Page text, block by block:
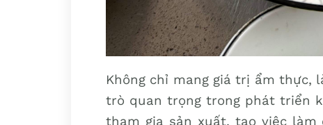
Không chỉ mang giá trị ẩm thực,
trò quan trọng trong phát triển
tham gia sản xuất, tạo việc làm